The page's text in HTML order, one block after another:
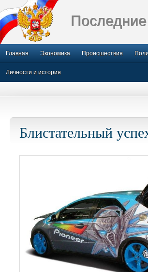
Главная Экономика Происшествия
Личности и история
Блистательный